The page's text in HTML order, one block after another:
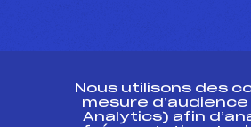
Nous utilisons des
mesure d’audience
Analytics) afin